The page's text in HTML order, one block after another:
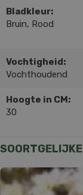
Bladkleur:
Bruin, Rood
Vochtigheid:
Vochthoudend
Hoogte in CM:
30